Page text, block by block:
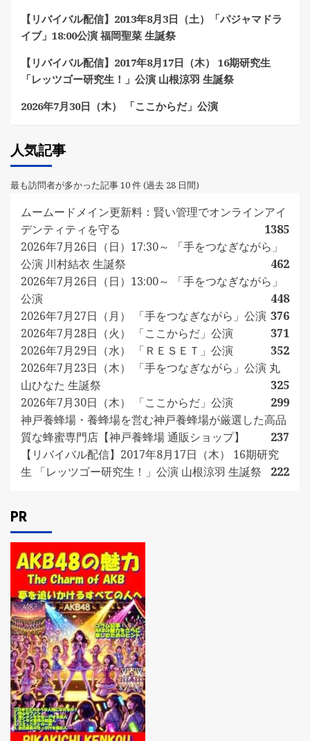
【リバイバル配信】2013年8月3日（土）「パジャマドラ
イブ」18:00公演 福岡聖菜 生誕祭
【リバイバル配信】2017年8月17日（木） 16期研究生
「レッツゴー研究生！」公演 山根涼羽 生誕祭
2026年7月30日（木） 「ここからだ」公演
人気記事
最も訪問者が多かった記事 10 件 (過去 28 日間)
ムームードメイン更新料：賢い管理でオンラインアイ
デンティティを守る
1385
2026年7月26日（日）17:30～ 「手をつなぎながら」
公演 川村結衣 生誕祭
462
2026年7月26日（日）13:00～ 「手をつなぎながら」
公演
448
2026年7月27日（月） 「手をつなぎながら」公演 376
2026年7月28日（火） 「ここからだ」公演
371
2026年7月29日（水） 「ＲＥＳＥＴ」公演
352
2026年7月23日（木） 「手をつなぎながら」公演 丸
山ひなた 生誕祭
325
2026年7月30日（木） 「ここからだ」公演
299
神戸養蜂場・養蜂場を営む神戸養蜂場が厳選した高品
質な蜂蜜専門店【神戸養蜂場 通販ショップ】
237
【リバイバル配信】2017年8月17日（木） 16期研究
生 「レッツゴー研究生！」公演 山根涼羽 生誕祭
222
PR